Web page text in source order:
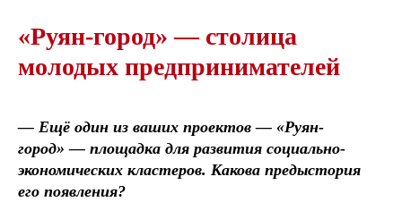
«Руян-город» — столица
молодых предпринимателей
— Ещё один из ваших проектов — «Руян-
город» — площадка для развития социально-
экономических кластеров. Какова предыстория
его появления?